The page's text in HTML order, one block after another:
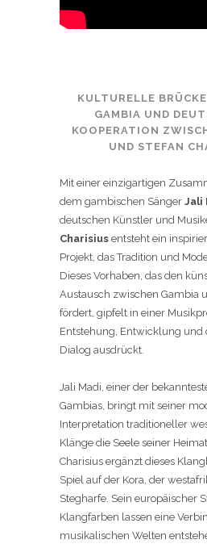
KULTURELLE
GAMBIA UND
KOOPERATION
UND STEFAN
Mit einer einzigartigen
dem gambischen Sänger Jali
deutschen Künstler und
Charisius entsteht ein
Projekt, das Tradition und
Dieses Vorhaben, das den
Austausch zwischen Gambia
fördert, gipfelt in einer
Entstehung, Entwicklung und
Dialog ausdrückt.
Jali Madi, einer der
Gambias, bringt mit seiner
Interpretation traditioneller
Klänge die Seele seiner
Charisius ergänzt dieses
Spiel auf der Kora, der
Stegharfe . Sein europäischer
Klangfarben lassen eine
musikalischen Welten